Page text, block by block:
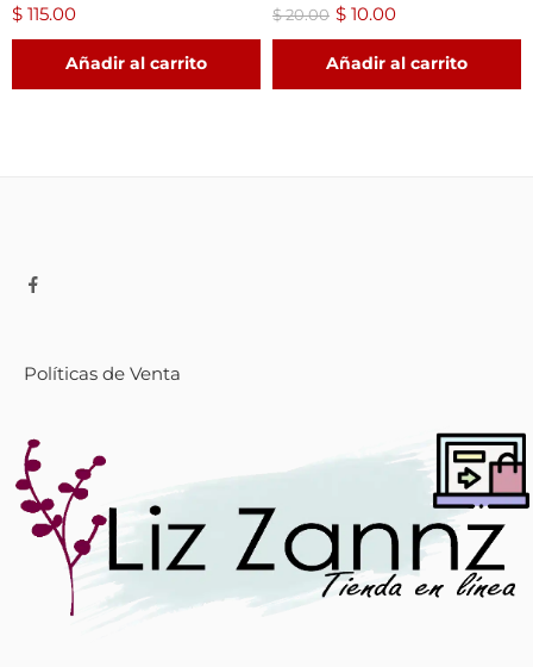
$ 115.00
Añadir al carrito
$20.00 $ 10.00
Añadir al carrito
Políticas de Venta